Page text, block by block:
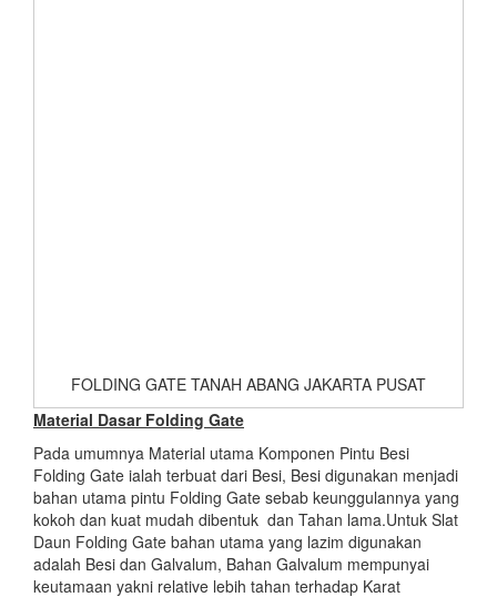
FOLDING GATE TANAH ABANG JAKARTA PUSAT
Material Dasar Folding Gate
Pada umumnya Material utama Komponen Pintu Besi
Folding Gate ialah terbuat dari Besi, Besi digunakan menjadi
bahan utama pintu Folding Gate sebab keunggulannya yang
kokoh dan kuat mudah dibentuk dan Tahan lama.Untuk Slat
Daun Folding Gate bahan utama yang lazim digunakan
adalah Besi dan Galvalum, Bahan Galvalum mempunyai
keutamaan yakni relative lebih tahan terhadap Karat